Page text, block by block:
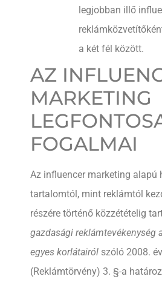
legjobban illő
a két fél között.
AZ
MARKETING
FOGALMAI
Az influencer marketing alapú
tartalomtól, mint reklámtól
részére történő közzétételig
gazdasági reklámtevékenység
egyes korlátairól szóló 2008.
(Reklámtörvény) 3. §-a